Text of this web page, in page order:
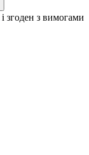
і згоден з вимогами